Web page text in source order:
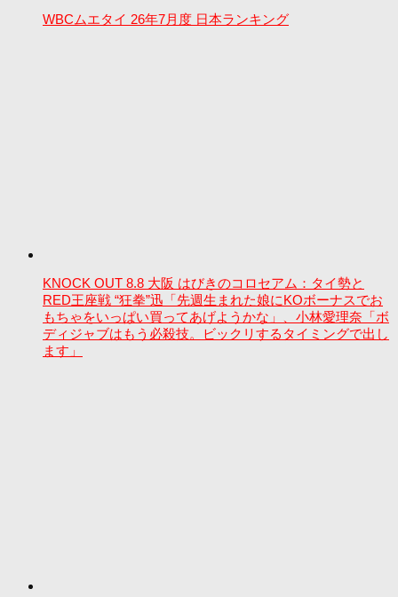
WBCムエタイ 26年7月度 日本ランキング
KNOCK OUT 8.8 大阪 はびきのコロセアム：タイ勢と
RED王座戦 “狂拳”迅「先週生まれた娘にKOボーナスでお
もちゃをいっぱい買ってあげようかな」、小林愛理奈「ボ
ディジャブはもう必殺技。ビックリするタイミングで出し
ます」